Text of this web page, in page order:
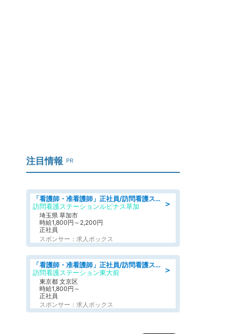
注目情報 PR
＞
「看護師・准看護師」正社員/訪問看護ステーション/正看護師
訪問看護ステーションルピナス草加
埼玉県 草加市
時給1,800円～2,200円
正社員
スポンサー：求人ボックス
＞
「看護師・准看護師」正社員/訪問看護ステーション/正看護師
訪問看護ステーション東大前
東京都 文京区
時給1,800円～
正社員
スポンサー：求人ボックス